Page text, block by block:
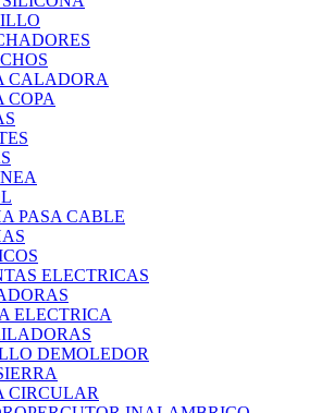
CALADORA
COPA
PASA CABLE
ELECTRICAS
ELECTRICA
DEMOLEDOR
CIRCULAR